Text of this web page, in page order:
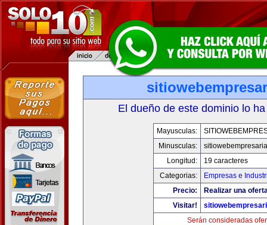
El dueño de este dominio lo
Mayusculas:
Minusculas:
Longitud:
19 caracteres
Categorias:
Empresas e
Precio:
Realizar una
Visitar!
Serán consideradas